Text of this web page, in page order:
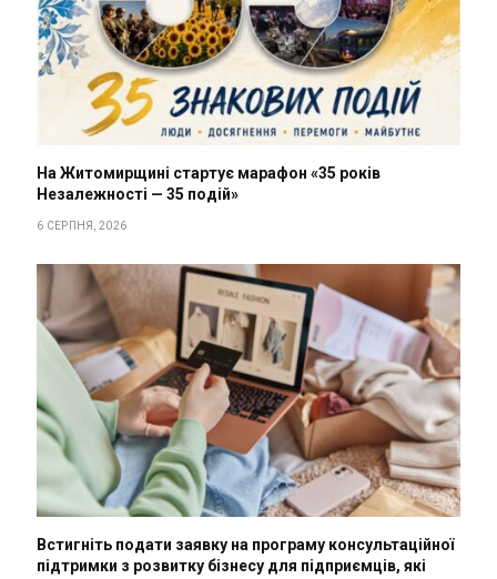
На Житомирщині стартує марафон «35 років
Незалежності — 35 подій»
6 СЕРПНЯ, 2026
Встигніть подати заявку на програму консультаційної
підтримки з розвитку бізнесу для підприємців, які